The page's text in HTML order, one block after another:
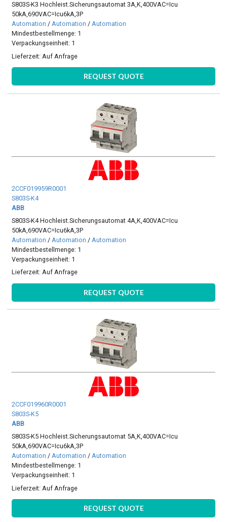
S803S-K3 Hochleist.Sicherungsautomat 3A,K,400VAC=Icu
50kA,690VAC=Icu6kA,3P
Automation /Automation /Automation
Mindestbestellmenge: 1
Verpackungseinheit: 1
Lieferzeit: Auf Anfrage
REQUEST QUOTE
2CCF019959R0001
S803S-K4
ABB
S803S-K4 Hochleist.Sicherungsautomat 4A,K,400VAC=Icu
50kA,690VAC=Icu6kA,3P
Automation / Automation / Automation
Mindestbestellmenge: 1
Verpackungseinheit: 1
Lieferzeit:Auf Anfrage
REQUEST QUOTE
2CCF019960R0001
S803S-K5
ABB
S803S-K5 Hochleist.Sicherungsautomat 5A,K,400VAC=Icu
50kA,690VAC=Icu6kA,3P
Automation /Automation /Automation
Mindestbestellmenge: 1
Verpackungseinheit: 1
Lieferzeit: Auf Anfrage
REQUEST QUOTE